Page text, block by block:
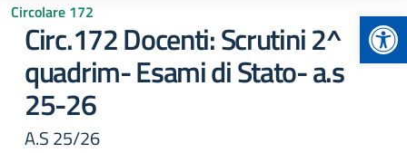
Circolare 172
Circ.172 Docenti: Scrutini 2^
quadrim- Esami di Stato- a.s
25-26
A.S 25/26